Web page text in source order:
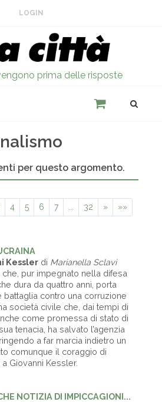
LOGIN
prima delle risposte
per questo argomento.
4 5 6 7 32 » »»
Kessler di Marianella Sclavi
che, pur impegnato nella difesa
dura da quattro anni, porta
battaglia contro una corruzione
società civile che, dai tempi di
come promessa di stato di
tenacia, ha salvato l’agenzia
a far marcia indietro un
comunque il coraggio di
Giovanni Kessler.
NOTIZIA DI IMPICCAGIONI...